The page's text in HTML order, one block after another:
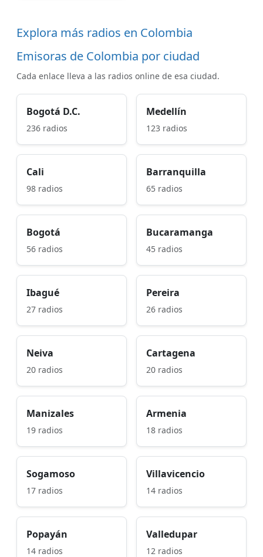
Explora más radios en Colombia
Emisoras de Colombia por ciudad
Cada enlace lleva a las radios online de esa ciudad.
Bogotá D.C.
236 radios
Medellín
123 radios
Cali
98 radios
Barranquilla
65 radios
Bogotá
56 radios
Bucaramanga
45 radios
Ibagué
27 radios
Pereira
26 radios
Neiva
20 radios
Cartagena
20 radios
Manizales
19 radios
Armenia
18 radios
Sogamoso
17 radios
Villavicencio
14 radios
Popayán
14 radios
Valledupar
12 radios